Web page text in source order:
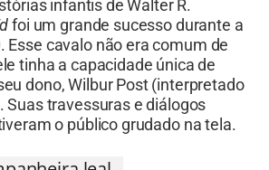
infantis de Walter R.
foi um grande sucesso durante a
cavalo não era comum de
tinha a capacidade única de
dono, Wilbur Post (interpretado
Suas travessuras e diálogos